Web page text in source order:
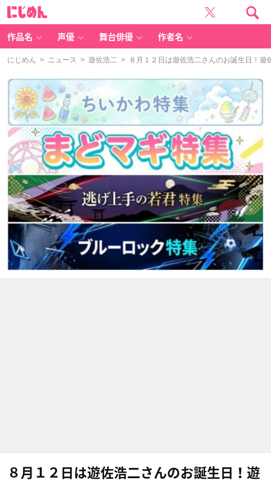
作品名 声優 舞台俳優 作者名
にじめん > ニュース > 遊佐浩二 > ８月１２日は遊佐浩二さんのお誕生日！遊
８月１２日は遊佐浩二さんのお誕生日！遊